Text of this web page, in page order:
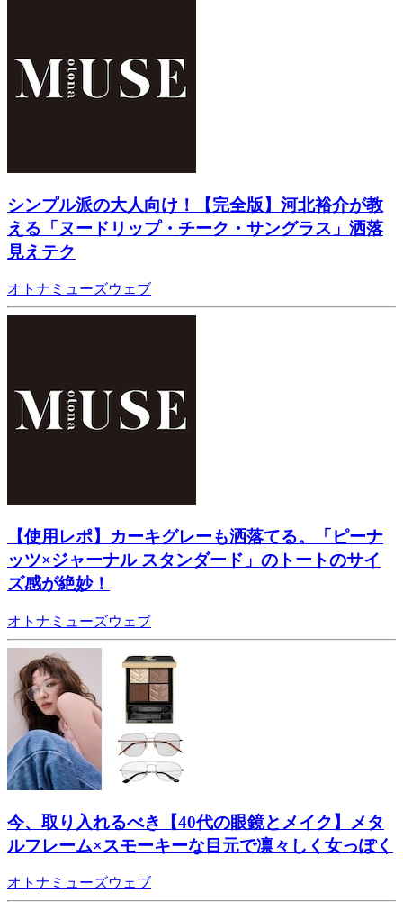
シンプル派の大人向け！【完全版】河北裕介が教
える「ヌードリップ・チーク・サングラス」洒落
見えテク
オトナミューズウェブ
【使用レポ】カーキグレーも洒落てる。「ピーナ
ッツ×ジャーナル スタンダード」のトートのサイ
ズ感が絶妙！
オトナミューズウェブ
今、取り入れるべき【40代の眼鏡とメイク】メタ
ルフレーム×スモーキーな目元で凛々しく女っぽく
オトナミューズウェブ